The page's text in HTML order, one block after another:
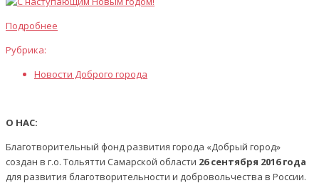
Подробнее
Рубрика:
Новости Доброго города
О НАС:
Благотворительный фонд развития города «Добрый город»
создан в г.о. Тольятти Самарской области 26 сентября 2016 года
для развития благотворительности и добровольчества в России.